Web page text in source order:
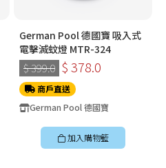
German Pool 德國寶 吸入式
電擊滅蚊燈 MTR-324
$ 399.0 $ 378.0
商戶直送
German Pool 德國寶
加入購物籃